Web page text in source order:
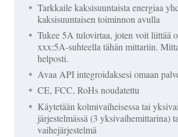
Tarkkaile kaksisuuntaista energiaa
kaksisuuntaisen toiminnon avulla
Tukee 5A tulovirtaa, joten voit liittää
xxx:5A-suhteella tähän mittariin.
helposti.
Avaa API integroidaksesi omaan
CE, FCC, RoHs noudatettu
Käytetään kolmivaiheisessa tai
järjestelmässä (3 yksivaihemittarina)
vaihejärjestelmä